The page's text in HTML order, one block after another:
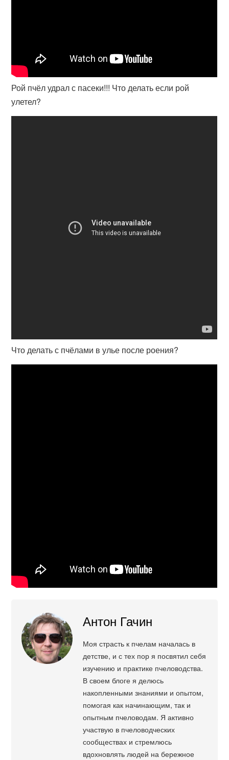
Рой пчёл удрал с пасеки!!! Что делать если рой
улетел?
Что делать с пчёлами в улье после роения?
Антон Гачин
Моя страсть к пчелам началась в
детстве, и с тех пор я посвятил себя
изучению и практике пчеловодства.
В своем блоге я делюсь
накопленными знаниями и опытом,
помогая как начинающим, так и
опытным пчеловодам. Я активно
участвую в пчеловодческих
сообществах и стремлюсь
вдохновлять людей на бережное